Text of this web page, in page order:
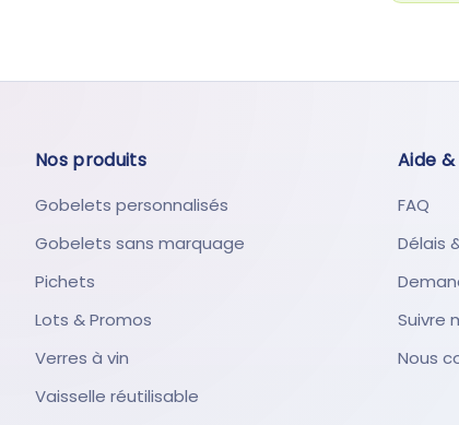
Nos produits
Gobelets personnalisés
Gobelets sans marquage
Pichets
Lots & Promos
Verres à vin
Vaisselle réutilisable
Aide
FAQ
Délais
Suivre
Nous